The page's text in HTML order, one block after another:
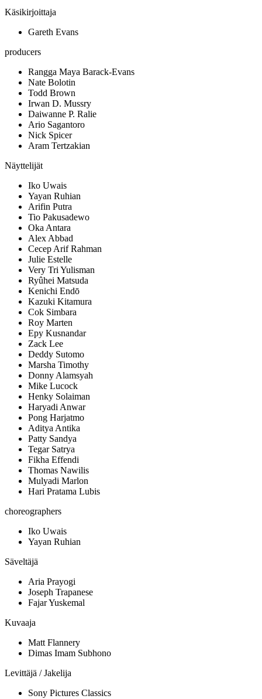
Käsikirjoittaja
Gareth Evans
producers
Rangga Maya Barack-Evans
Nate Bolotin
Todd Brown
Irwan D. Mussry
Daiwanne P. Ralie
Ario Sagantoro
Nick Spicer
Aram Tertzakian
Näyttelijät
Iko Uwais
Yayan Ruhian
Arifin Putra
Tio Pakusadewo
Oka Antara
Alex Abbad
Cecep Arif Rahman
Julie Estelle
Very Tri Yulisman
Ryûhei Matsuda
Kenichi Endō
Kazuki Kitamura
Cok Simbara
Roy Marten
Epy Kusnandar
Zack Lee
Deddy Sutomo
Marsha Timothy
Donny Alamsyah
Mike Lucock
Henky Solaiman
Haryadi Anwar
Pong Harjatmo
Aditya Antika
Patty Sandya
Tegar Satrya
Fikha Effendi
Thomas Nawilis
Mulyadi Marlon
Hari Pratama Lubis
choreographers
Iko Uwais
Yayan Ruhian
Säveltäjä
Aria Prayogi
Joseph Trapanese
Fajar Yuskemal
Kuvaaja
Matt Flannery
Dimas Imam Subhono
Levittäjä / Jakelija
Sony Pictures Classics